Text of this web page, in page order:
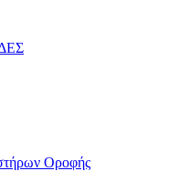
Οροφής